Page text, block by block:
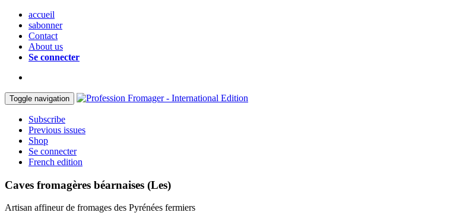
accueil
sabonner
Contact
About us
Se connecter
Toggle navigation
Subscribe
Previous issues
Shop
Se connecter
French edition
Caves fromagères béarnaises (Les)
Artisan affineur de fromages des Pyrénées fermiers